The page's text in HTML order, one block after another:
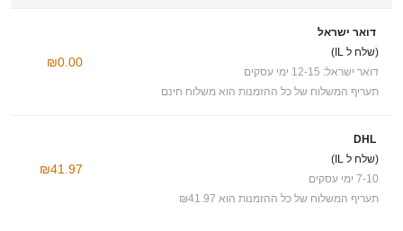
דואר ישראל
(שלח ל IL)
דואר ישראל: 12-15 ימי עסקים
תעריף המשלוח של כל ההזמנות הוא משלוח חינם
₪0.00
DHL
(שלח ל IL)
7-10 ימי עסקים
תעריף המשלוח של כל ההזמנות הוא ₪41.97
₪41.97